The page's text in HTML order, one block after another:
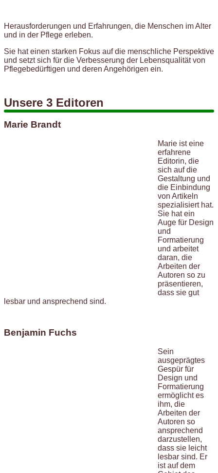
Herausforderungen und Erfahrungen, die Menschen im Alter
und in der Pflege erleben.
Sie hat einen starken Fokus auf die menschliche Perspektive
und setzt sich für die Verbesserung der Lebensqualität von
Pflegebedürftigen und deren Angehörigen ein.
Unsere 3 Editoren
Marie Brandt
Marie ist eine
erfahrene
Editorin, die
sich auf die
Gestaltung und
die Einbindung
von Artikeln
spezialisiert hat.
Sie hat ein
Auge für Design
und
Formatierung
und arbeitet
daran, die
Arbeiten der
Autoren so zu
präsentieren,
dass sie gut
lesbar und ansprechend sind.
Benjamin Fuchs
Sein
ausgeprägtes
Gespür für
Design und
Formatierung
ermöglicht es
ihm, die
Arbeiten der
Autoren so
ansprechend
darzustellen,
dass sie leicht
lesbar sind. Er
ist auf dem